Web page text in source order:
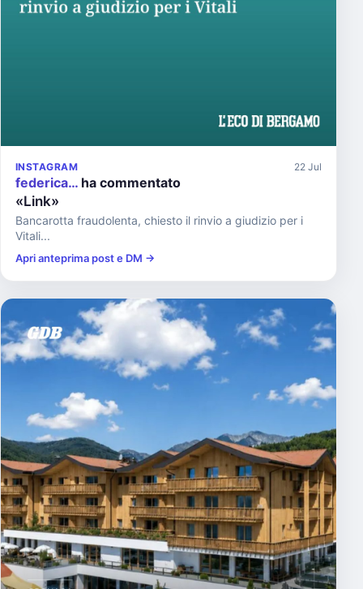
INSTAGRAM 22 Jul
federica… ha commentato
«Link»
Bancarotta fraudolenta, chiesto il rinvio a giudizio per i
Vitali...
Apri anteprima post e DM →